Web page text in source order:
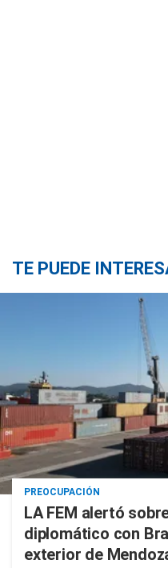
TE PUEDE
PREOCUPACIÓN
LA FEM alertó
diplomático con
exterior de